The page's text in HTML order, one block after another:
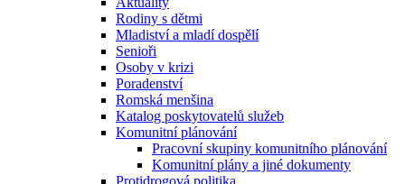
Rodiny s dětmi
Mladiství a mladí dospělí
Senioři
Osoby v krizi
Poradenství
Romská menšina
Katalog poskytovatelů služeb
Komunitní plánování
Pracovní skupiny komunitního plánování
Komunitní plány a jiné dokumenty